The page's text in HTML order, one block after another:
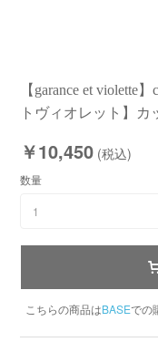
【garance et violette
トヴィオレット】
￥10,450 (税込)
数量
1
こちらの商品はBASEでの